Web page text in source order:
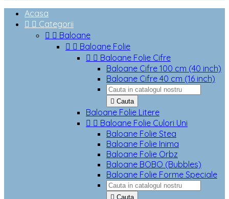
Acasa
  Categorii
  Baloane
  Baloane Folie
  Baloane Folie Cifre
Baloane Cifre 100 cm (40 inch)
Baloane Cifre 40 cm (16 inch)
 Cauta
Baloane Folie Litere
  Baloane Folie Culori Uni
Baloane Folie Stea
Baloane Folie Inima
Baloane Folie Orbz
Baloane BOBO (Bubbles)
Baloane Folie Forme Speciale
 Cauta